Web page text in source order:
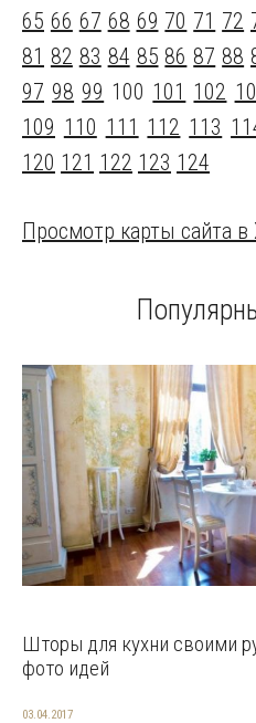
65 66 67 68 69 70 71 72
81 82 83 84 85 86 87 88
97 98 99 100 101 102
109 110 111 112 113
120 121 122 123 124
Просмотр карты сайта в
Шторы для кухни своими
фото идей
03.04.2017